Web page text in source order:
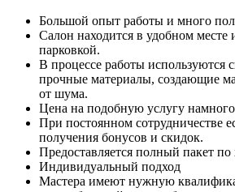
Большой опыт работы и много
Салон находится в удобном месте
парковкой.
В процессе работы используются
прочные материалы, создающие
от шума.
Цена на подобную услугу
При постоянном сотрудничестве
получения бонусов и скидок.
Предоставляется полный пакет
Индивидуальный подход
Мастера имеют нужную